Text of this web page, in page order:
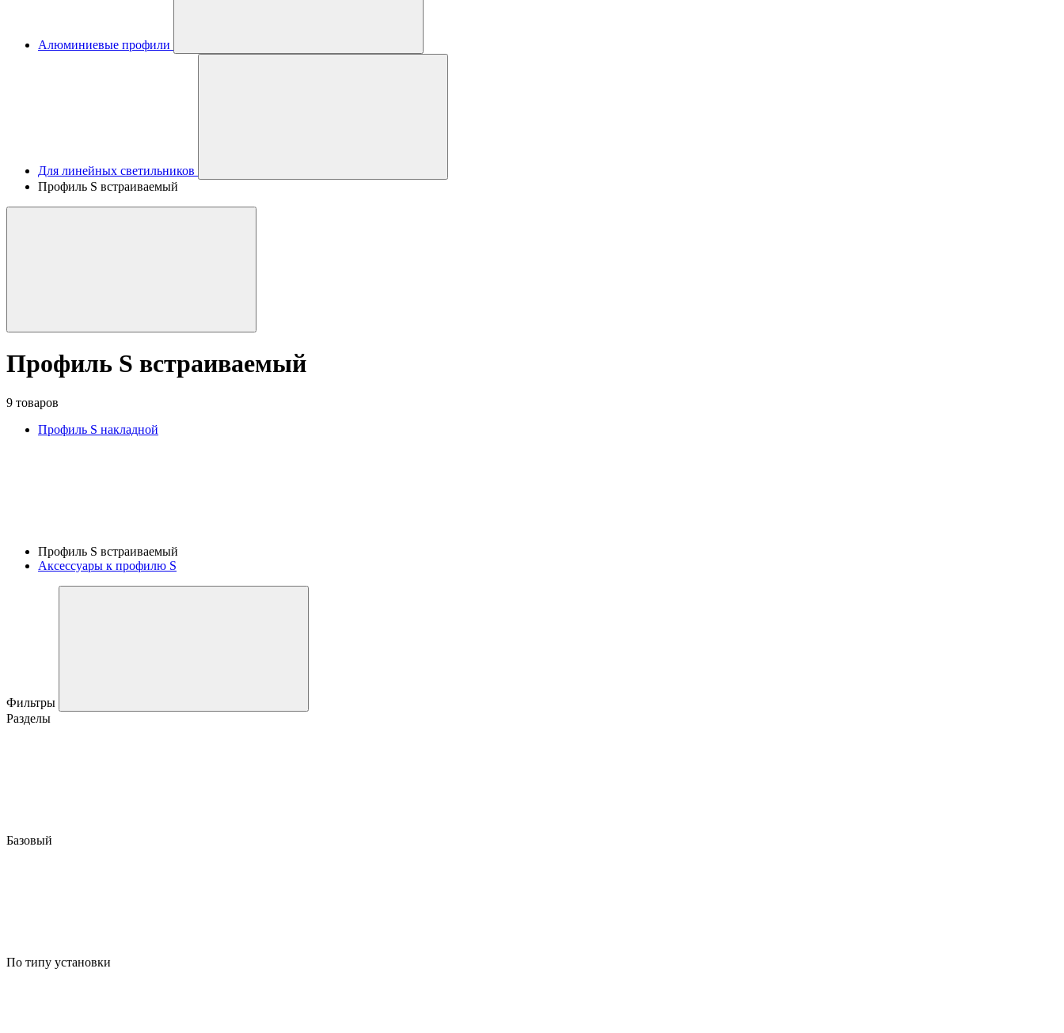
Алюминиевые профили
Для линейных светильников
Профиль S встраиваемый
Профиль S встраиваемый
9 товаров
Профиль S накладной
Профиль S встраиваемый
Аксессуары к профилю S
Фильтры
Разделы
Базовый
По типу установки